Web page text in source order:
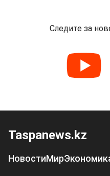
Следите за
Taspanews.kz
НовостиМир